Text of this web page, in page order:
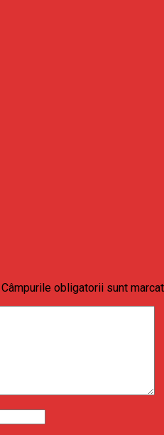
Câmpurile obligatorii sunt